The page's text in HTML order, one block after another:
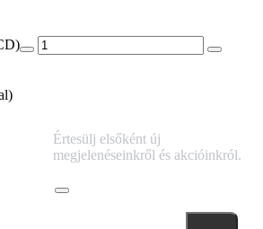
Értesülj elsőként új
megjelenéseinkről és akcióinkról.